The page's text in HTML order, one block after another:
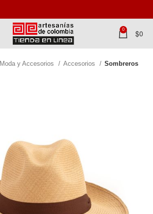
0 $0
Moda y Accesorios Accesorios Sombreros